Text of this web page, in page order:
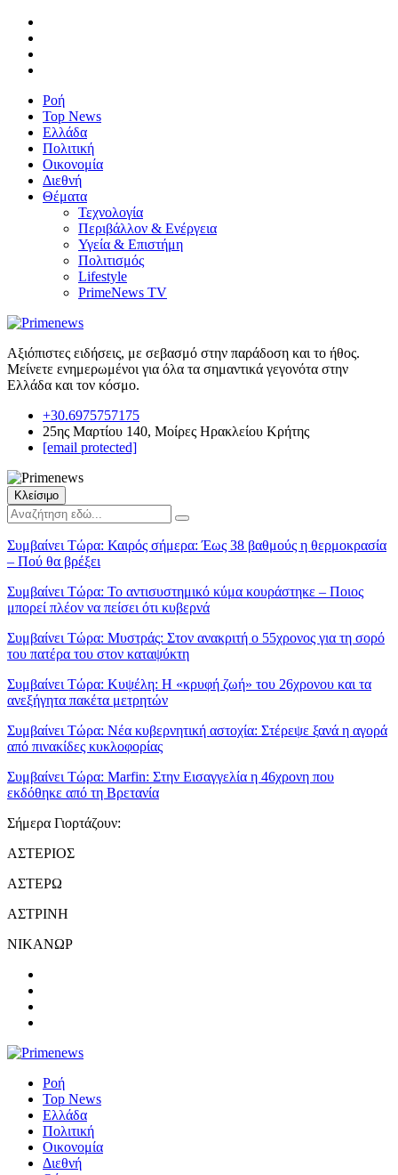
Ροή
Top News
Ελλάδα
Πολιτική
Οικονομία
Διεθνή
Θέματα
Τεχνολογία
Περιβάλλον & Ενέργεια
Υγεία & Επιστήμη
Πολιτισμός
Lifestyle
PrimeNews TV
Αξιόπιστες ειδήσεις, με σεβασμό στην παράδοση και το ήθος.
Μείνετε ενημερωμένοι για όλα τα σημαντικά γεγονότα στην
Ελλάδα και τον κόσμο.
+30.6975757175
25ης Μαρτίου 140, Μοίρες Ηρακλείου Κρήτης
[email protected]
Κλείσιμο
Συμβαίνει Τώρα: Καιρός σήμερα: Έως 38 βαθμούς η θερμοκρασία
– Πού θα βρέξει
Συμβαίνει Τώρα: Το αντισυστημικό κύμα κουράστηκε – Ποιος
μπορεί πλέον να πείσει ότι κυβερνά
Συμβαίνει Τώρα: Μυστράς: Στον ανακριτή ο 55χρονος για τη σορό
του πατέρα του στον καταψύκτη
Συμβαίνει Τώρα: Κυψέλη: Η «κρυφή ζωή» του 26χρονου και τα
ανεξήγητα πακέτα μετρητών
Συμβαίνει Τώρα: Νέα κυβερνητική αστοχία: Στέρεψε ξανά η αγορά
από πινακίδες κυκλοφορίας
Συμβαίνει Τώρα: Marfin: Στην Εισαγγελία η 46χρονη που
εκδόθηκε από τη Βρετανία
Σήμερα Γιορτάζουν:
ΑΣΤΕΡΙΟΣ
ΑΣΤΕΡΩ
ΑΣΤΡΙΝΗ
ΝΙΚΑΝΩΡ
Ροή
Top News
Ελλάδα
Πολιτική
Οικονομία
Διεθνή